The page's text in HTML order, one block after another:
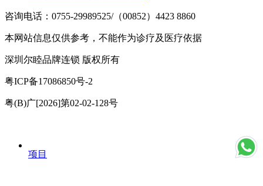
咨询电话：0755-29989525/（00852）4423 8860
本网站信息仅供参考，不能作为诊疗及医疗依据
深圳尔睦品牌连锁 版权所有
粤ICP备17086850号-2
粤(B)广[2026]第02-02-128号
项目